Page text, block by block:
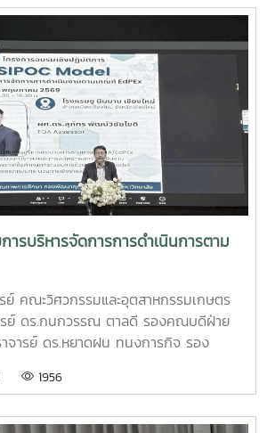
ม่ ผลงาน“เครื่องสกัดกาแฟรูปแบบใหม่โดย
มาชิกทีม• นายอนุพงศ์ เขื่อนแก้วนักศึกษา
รรมและอุตสาหกรรมเกษตร• นายอาทิตย์
ปริญญาโท คณะวิศวกรรมและอุตสาหกรรม
กันนานักศึกษาปริญญาตรี คณะ
Bhuvana Chandra
ริญญาโท วิทยาลัยนานาชาติอาจารย์ที่
ารย์ ดร.จตุรภัทร วาฤทธิ์คณะวิศวกรรมและ
รแข่งขัน Startup Thailand League
นการส่งเสริมศักยภาพนักศึกษาด้าน
ผู้ประกอบการรุ่นใหม่ โดยเปิดโอกาสให้
วคิดธุรกิจและผลงานนวัตกรรมสู่การ
ดับประเทศทั้งนี้ ทีม Coff Brew ได้รับ
นต้นแบบและเตรียมเข้าร่วมกิจกรรม
นที่ 25–27 มิถุนายน 2569 ณ ศูนย์การค้า
ทพมหานคร เพื่อจัดแสดงผลงานต่อนัก
ตสาหกรรมเกษตร ขอร่วมชื่นชมและภาค
ยอดองค์ความรู้สู่การสร้างนวัตกรรมและ
ารบริหารจัดการการดำเนินการตาม
ย์ คณะวิศวกรรมและอุตสาหกรรมเกษตร
รย์ ดร.กนกวรรณ ตาลดี รองคณบดีฝ่าย
จารย์ ดร.หยาดฝน ทนงการกิจ รอง
ทธ์ ผู้ช่วยคณบดีฝ่ายบริหารและเทคโนโลยี
ตรบัณฑิต สาขาวิศวกรรมอาหารเข้าร่วม
| 1956